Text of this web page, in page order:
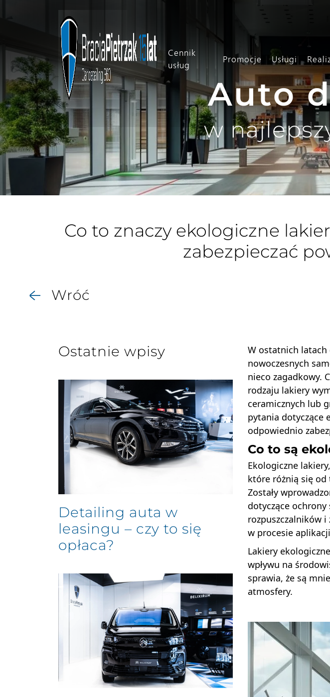
Cennik
usług
Promocje Usługi
Auto
w
Co to znaczy ekologiczne
zabezpieczać
Wróć
Ostatnie wpisy
Detailing auta w
leasingu – czy to się
opłaca?
W ostatnich latach
nowoczesnych
nieco zagadkowy.
rodzaju lakiery
ceramicznych lub
pytania dotyczące
odpowiednio
Co to są
Ekologiczne
które różnią się od
Zostały
dotyczące ochrony
rozpuszczalników
w procesie
Lakiery
wpływu na
sprawia, że są
atmosfery.